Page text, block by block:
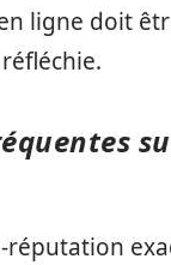
ligne doit
réputation